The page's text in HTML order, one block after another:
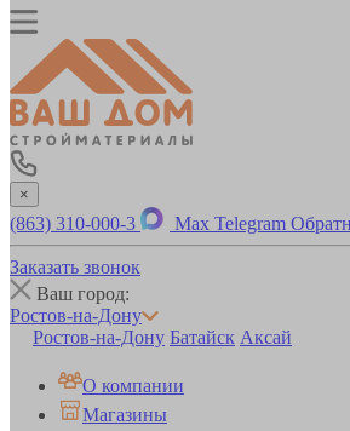
×
(863) 310-000-3 Max Telegram
Заказать звонок
Ваш город:
Ростов-на-Дону
Ростов-на-Дону Батайск Аксай
О компании
Магазины